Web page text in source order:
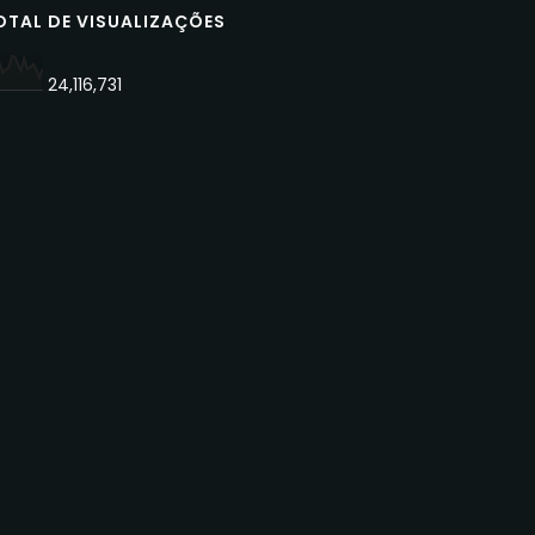
DE VISUALIZAÇÕES
24,116,731